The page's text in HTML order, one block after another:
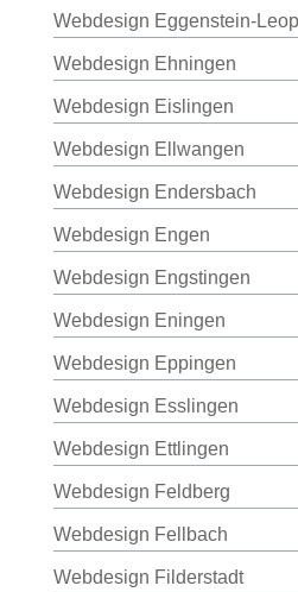
Webdesign Eggenstein-
Webdesign Ehningen
Webdesign Eislingen
Webdesign Ellwangen
Webdesign Endersbach
Webdesign Engen
Webdesign Engstingen
Webdesign Eningen
Webdesign Eppingen
Webdesign Esslingen
Webdesign Ettlingen
Webdesign Feldberg
Webdesign Fellbach
Webdesign Filderstadt